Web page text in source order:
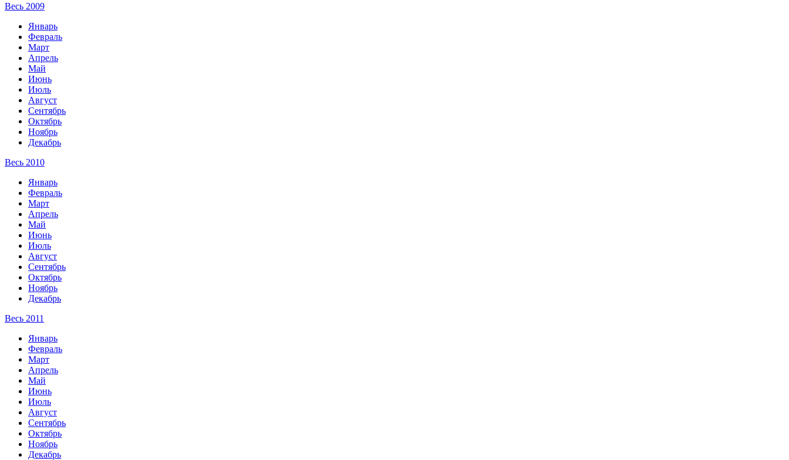
Весь 2009
Январь
Февраль
Март
Апрель
Май
Июнь
Июль
Август
Сентябрь
Октябрь
Ноябрь
Декабрь
Весь 2010
Январь
Февраль
Март
Апрель
Май
Июнь
Июль
Август
Сентябрь
Октябрь
Ноябрь
Декабрь
Весь 2011
Январь
Февраль
Март
Апрель
Май
Июнь
Июль
Август
Сентябрь
Октябрь
Ноябрь
Декабрь